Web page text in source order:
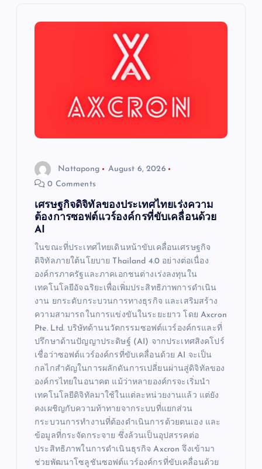
Nattapong
August 6, 2026
0 Comments
เศรษฐกิจดิจิทัลของประเทศไทยเร่งความ
ต้องการซอฟต์แวร์องค์กรที่ขับเคลื่อนด้วย
AI
ในขณะที่ประเทศไทยเดินหน้าขับเคลื่อนเศรษฐกิจ
ดิจิทัลภายใต้นโยบาย Thailand 4.0 อย่างต่อเนื่อง
องค์กรภาครัฐและภาคเอกชนต่างเร่งลงทุนใน
เทคโนโลยีอัจฉริยะเพื่อเพิ่มประสิทธิภาพการดำเนิน
งาน ยกระดับกระบวนการทางธุรกิจ และเสริมสร้าง
ความสามารถในการแข่งขันในระยะยาว โดย Axcron
Pte. Ltd. บริษัทด้านนวัตกรรมซอฟต์แวร์องค์กรและที่
ปรึกษาด้านปัญญาประดิษฐ์ (AI) จากประเทศสิงคโปร์
เชื่อว่าซอฟต์แวร์องค์กรที่ขับเคลื่อนด้วย AI จะเป็น
กลไกสำคัญในการผลักดันการเปลี่ยนผ่านสู่ดิจิทัลของ
องค์กรไทยในอนาคต แม้ว่าหลายองค์กรจะเริ่มนำ
เทคโนโลยีดิจิทัลมาใช้ในแต่ละหน่วยงานแล้ว แต่ยัง
คงเผชิญกับความท้าทายจากระบบที่แยกส่วน
กระบวนการทำงานที่ต้องดำเนินการด้วยตนเอง และ
ข้อมูลที่กระจัดกระจาย ซึ่งล้วนเป็นอุปสรรคต่อ
ประสิทธิภาพในการดำเนินธุรกิจ Axcron จึงเข้ามา
ช่วยพัฒนาโซลูชันซอฟต์แวร์องค์กรที่ขับเคลื่อนด้วย